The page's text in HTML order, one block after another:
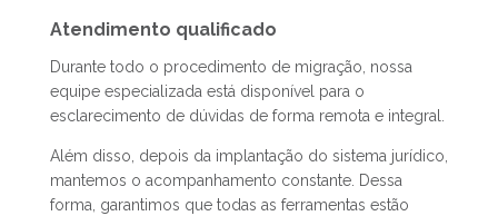
Atendimento qualificado
Durante todo o procedimento de migração, nossa
equipe especializada está disponível para o
esclarecimento de dúvidas de forma remota e integral.
Além disso, depois da implantação do sistema jurídico,
mantemos o acompanhamento constante. Dessa
forma, garantimos que todas as ferramentas estão